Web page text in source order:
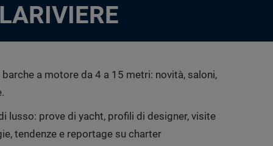
a motore da 4 a 15 metri: novità, saloni,
lusso: prove di yacht, profili di designer, visite
tendenze e reportage su charter